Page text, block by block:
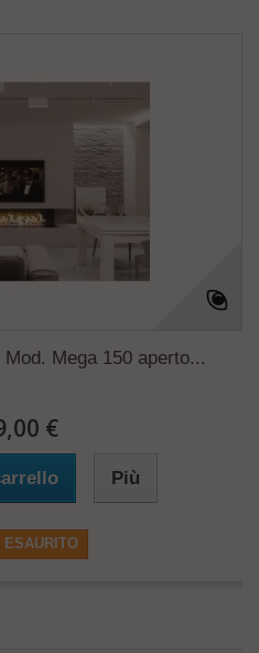
Mega 150 aperto...
€
Più